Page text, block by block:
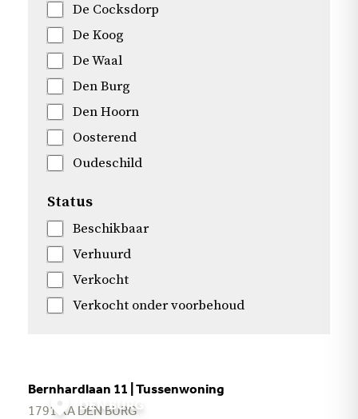
De Cocksdorp
De Koog
De Waal
Den Burg
Den Hoorn
Oosterend
Oudeschild
Status
Beschikbaar
Verhuurd
Verkocht
Verkocht onder voorbehoud
DEN BURG
Bernhardlaan 11 | Tussenwoning
1791 XA DEN BURG